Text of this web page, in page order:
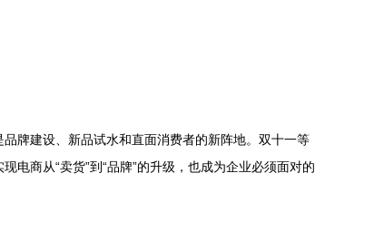
牌建设、新品试水和直面消费者的新阵地。双十一等
商从“卖货”到“品牌”的升级，也成为企业必须面对的